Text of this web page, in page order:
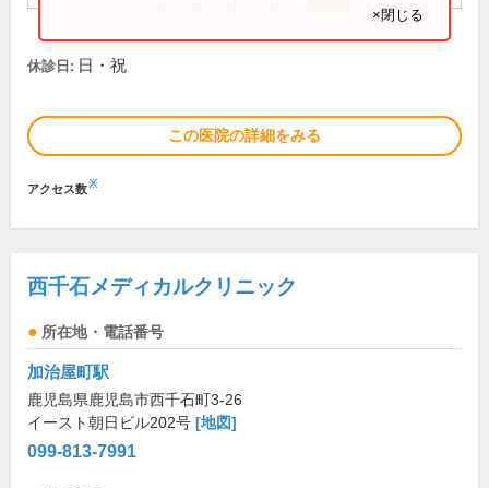
×閉じる
休診日: 日・祝
この医院の詳細をみる
アクセス数※
西千石メディカルクリニック
所在地・電話番号
加治屋町駅
鹿児島県鹿児島市西千石町3-26
イースト朝日ビル202号 [地図]
099-813-7991